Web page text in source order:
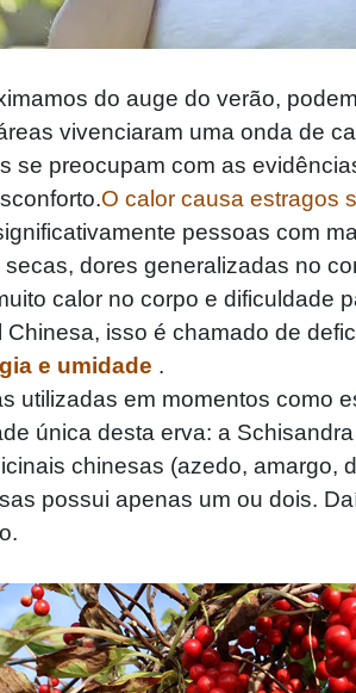
do auge do verão,
vivenciaram uma onda de
se preocupam com as
O calor causa estragos
pessoas com
dores generalizadas no
calor no corpo e dificuldade
isso é chamado de
e umidade .
em momentos como
única desta erva: a
chinesas (azedo, amargo,
possui apenas um ou dois.